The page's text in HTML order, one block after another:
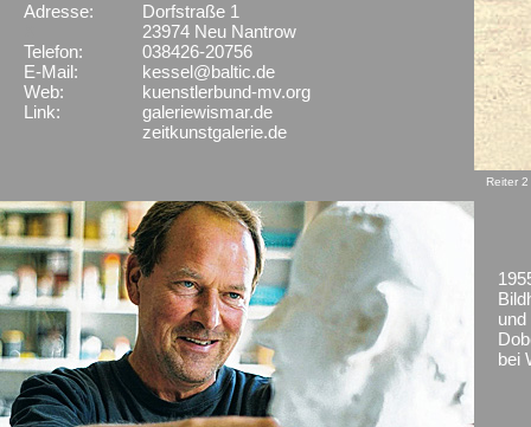
Adresse:
Telefon:
E-Mail:
Web:
Link:
Dorfstraße 1
23974 Neu Nantrow
038426-20756
kessel@baltic.de
kuenstlerbund-mv.org
galeriewismar.de
zeitkunstgalerie.de
Reiter 2
bei